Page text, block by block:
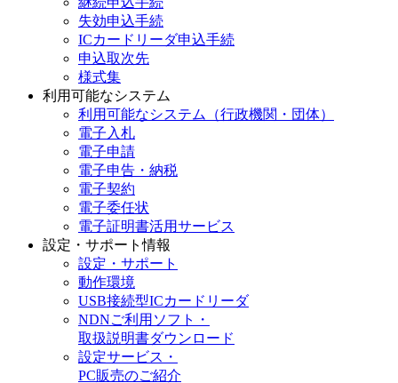
失効申込手続
ICカードリーダ申込手続
申込取次先
様式集
利用可能なシステム
利用可能なシステム（行政機関・団体）
電子入札
電子申請
電子申告・納税
電子契約
電子委任状
電子証明書活用サービス
設定・サポート情報
設定・サポート
動作環境
USB接続型ICカードリーダ
NDNご利用ソフト・
取扱説明書ダウンロード
設定サービス・
PC販売のご紹介